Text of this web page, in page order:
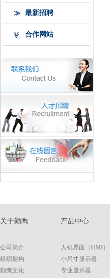
最新招聘
合作网站
关于勤鹰
公司简介
组织架构
勤鹰文化
产品中心
人机界面（HMI）
小尺寸显示器
专业显示器